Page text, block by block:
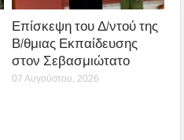
Επίσκεψη του Δ/ντού της
Β/θμιας Εκπαίδευσης
στον Σεβασμιώτατο
07 Αυγούστου, 2026